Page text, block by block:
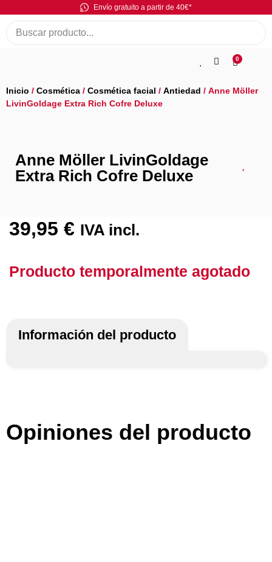
Envío gratuito a partir de 40€*
0
Inicio / Cosmética / Cosmética facial / Antiedad / Anne Möller
LivinGoldage Extra Rich Cofre Deluxe
Anne Möller LivinGoldage
Extra Rich Cofre Deluxe
39,95 € IVA incl.
Producto temporalmente agotado
Información del producto
Opiniones del producto